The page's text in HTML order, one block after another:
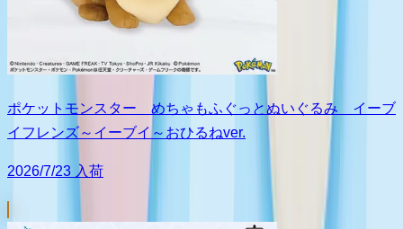
ポケットモンスター めちゃもふぐっとぬいぐるみ イーブ
イフレンズ～イーブイ～おひるねver.
2026/7/23 入荷